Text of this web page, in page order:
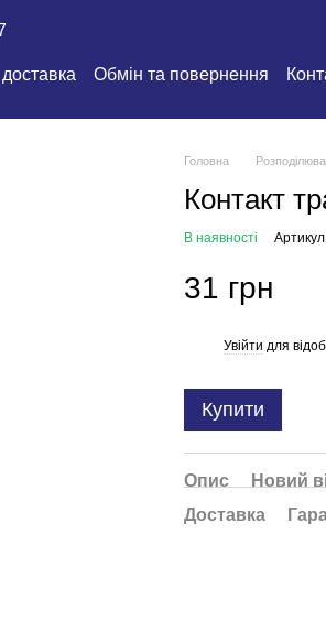
Обмін та повернення
Головна
Контакт
В наявності
31 грн
Увійти для
Купити
Опис
Новий
Доставка